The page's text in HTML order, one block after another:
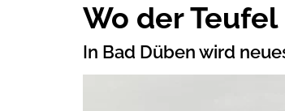
Wo der
In Bad Düben wird